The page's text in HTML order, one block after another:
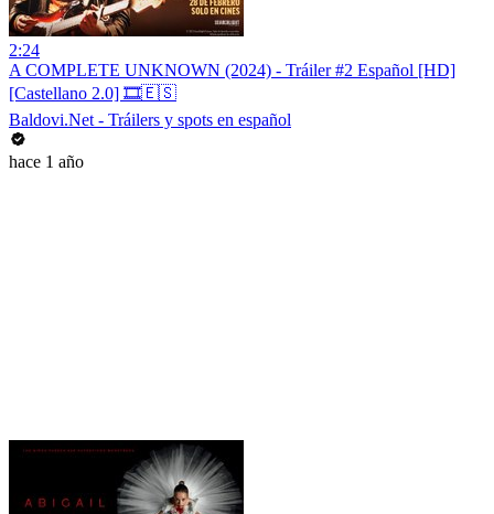
2:24
A COMPLETE UNKNOWN (2024) - Tráiler #2 Español [HD]
[Castellano 2.0] 🎞️🇪🇸
Baldovi.Net - Tráilers y spots en español
hace 1 año